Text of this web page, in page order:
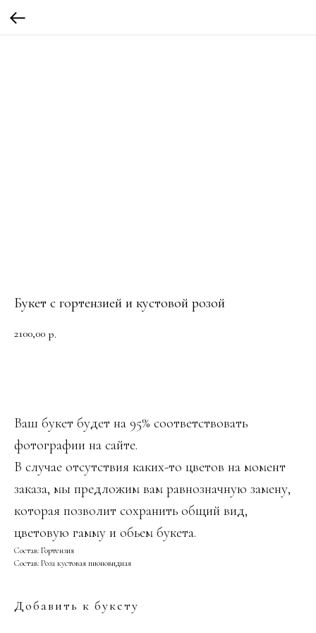
Букет с гортензией и кустовой розой
2100,00 р.
Ваш букет будет на 95% соответствовать
фотографии на сайте.
В случае отсутствия каких-то цветов на момент
заказа, мы предложим вам равнозначную замену,
которая позволит сохранить общий вид,
цветовую гамму и обьем букета.
Состав: Гортензия
Состав: Роза кустовая пионовидная
Добавить к букету